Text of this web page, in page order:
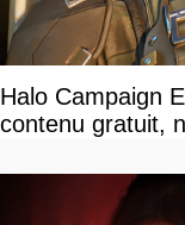
Halo Campaign
contenu gratuit,